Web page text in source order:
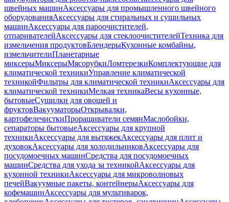
швейных машинАксессуары для промышленного швейного
оборудованияАксессуары для стиральных и сушильных
машинАксессуары для пароочистителей,
отпаривателейАксессуары для стеклоочистителейТехника для
измельчения продуктовБлендерыКухонные комбайны,
измельчителиПланетарные
миксерыМиксерыМясорубкиЛомтерезкиКомплектующие для
климатической техникиУправление климатической
техникойФильтры для климатической техникиАксессуары для
климатической техникиМелкая техникаВесы кухонные,
бытовыеСушилки для овощей и
фруктовВакууматорыОткрывалки,
картофелечисткиПроращиватели семянМаслобойки,
сепараторы бытовыеАксессуары для крупной
техникиАксессуары для вытяжекАксессуары для плит и
духовокАксессуары для холодильниковАксессуары для
посудомоечных машинСредства для посудомоечных
машинСредства для ухода за техникойАксессуары для
кухонной техникиАксессуары для микроволновых
печейВакуумные пакеты, контейнерыАксессуары для
кофемашинАксессуары для мультиварок,